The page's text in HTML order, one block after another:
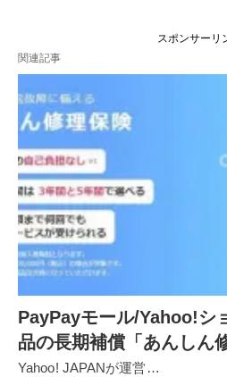
スポンサーリ
関連記事
PayPayモール/Yahoo!シ
品の長期補償「あんしん
Yahoo! JAPANが運営…